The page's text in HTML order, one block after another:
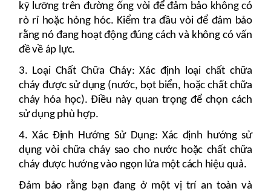
kỹ lưỡng trên đường ống vòi để đảm bảo không có
rò rỉ hoặc hỏng hóc. Kiểm tra đầu vòi để đảm bảo
rằng nó đang hoạt động đúng cách và không có vấn
đề về áp lực.
3. Loại Chất Chữa Cháy: Xác định loại chất chữa
cháy được sử dụng (nước, bọt biển, hoặc chất chữa
cháy hóa học). Điều này quan trọng để chọn cách
sử dụng phù hợp.
4. Xác Định Hướng Sử Dụng: Xác định hướng sử
dụng vòi chữa cháy sao cho nước hoặc chất chữa
cháy được hướng vào ngọn lửa một cách hiệu quả.
Đảm bảo rằng bạn đang ở một vị trí an toàn và